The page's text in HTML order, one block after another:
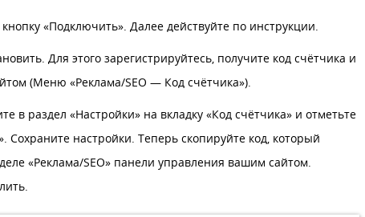
«Подключить». Далее действуйте по инструкции.
Для этого зарегистрируйтесь, получите код счётчика и
(Меню «Реклама/SEO — Код счётчика»).
в раздел «Настройки» на вкладку «Код счётчика» и отметьте
Сохраните настройки. Теперь скопируйте код, который
«Реклама/SEO» панели управления вашим сайтом.